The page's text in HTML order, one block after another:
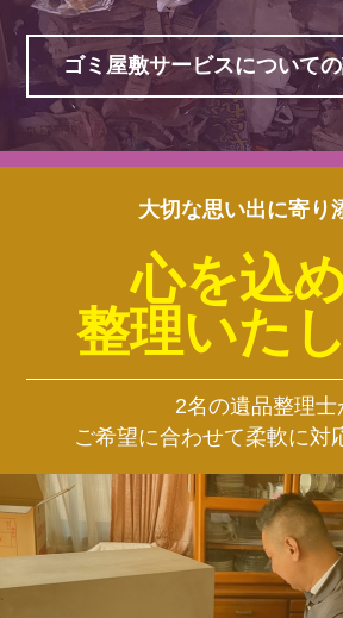
ゴミ屋敷サービスについて
大切な思い出に寄り
心を込
整理いた
2名の遺品整理士
ご希望に合わせて柔軟に対